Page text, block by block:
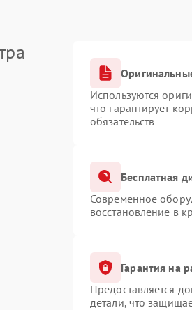
Используются
что гарантирует
обязательств
Бесплатная
Современное
восстановление в
Гарантия на
Предоставляется
детали, что